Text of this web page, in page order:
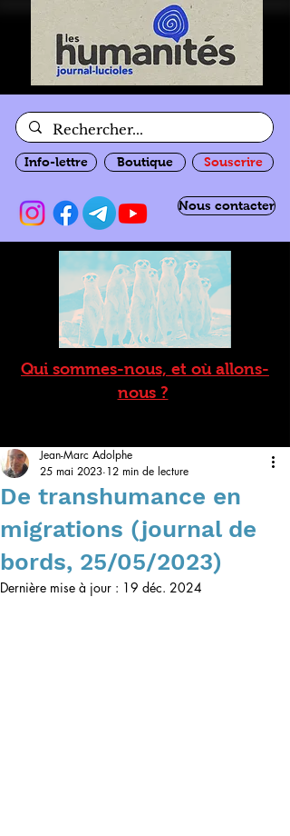
Info-lettre Boutique Souscrire
Nous contacter
Qui sommes-nous, et où allons-
nous ?
De transhumance en
migrations (journal de
bords, 25/05/2023)
Jean-Marc Adolphe
25 mai 2023 12 min de lecture
Dernière mise à jour : 19 déc. 2024